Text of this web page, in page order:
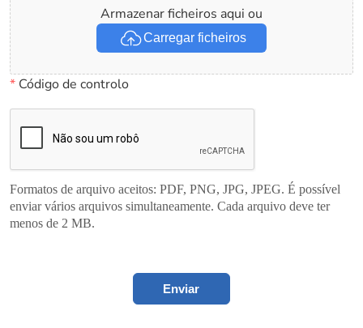
Armazenar ficheiros aqui ou
Carregar ficheiros
*Código de controlo
Formatos de arquivo aceitos: PDF, PNG, JPG, JPEG. É possível
enviar vários arquivos simultaneamente. Cada arquivo deve ter
menos de 2 MB.
Enviar